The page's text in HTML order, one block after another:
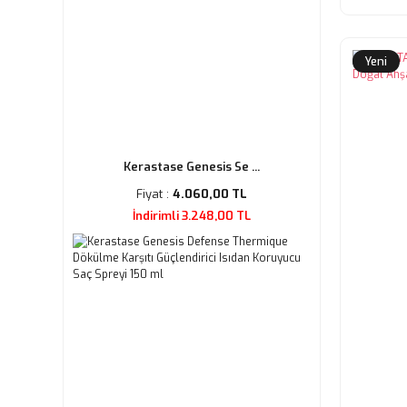
Kerastase Genesis Se ...
Fiyat : 4.060,00 TL
İndirimli 3.248,00 TL
Yeni